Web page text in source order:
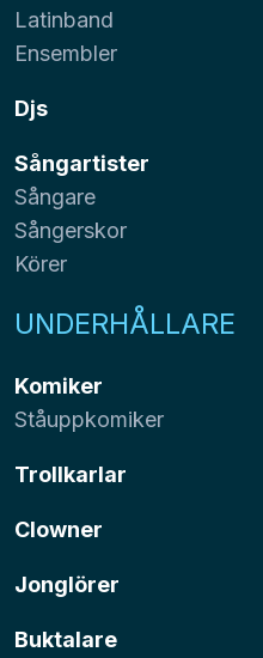
Latinband
Ensembler
Djs
Sångartister
Sångare
Sångerskor
Körer
UNDERHÅLLARE
Komiker
Ståuppkomiker
Trollkarlar
Clowner
Jonglörer
Buktalare